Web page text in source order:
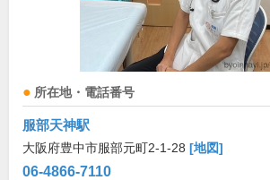
所在地・電話番号
服部天神駅
大阪府豊中市服部元町2-1-28 [地図]
06-4866-7110